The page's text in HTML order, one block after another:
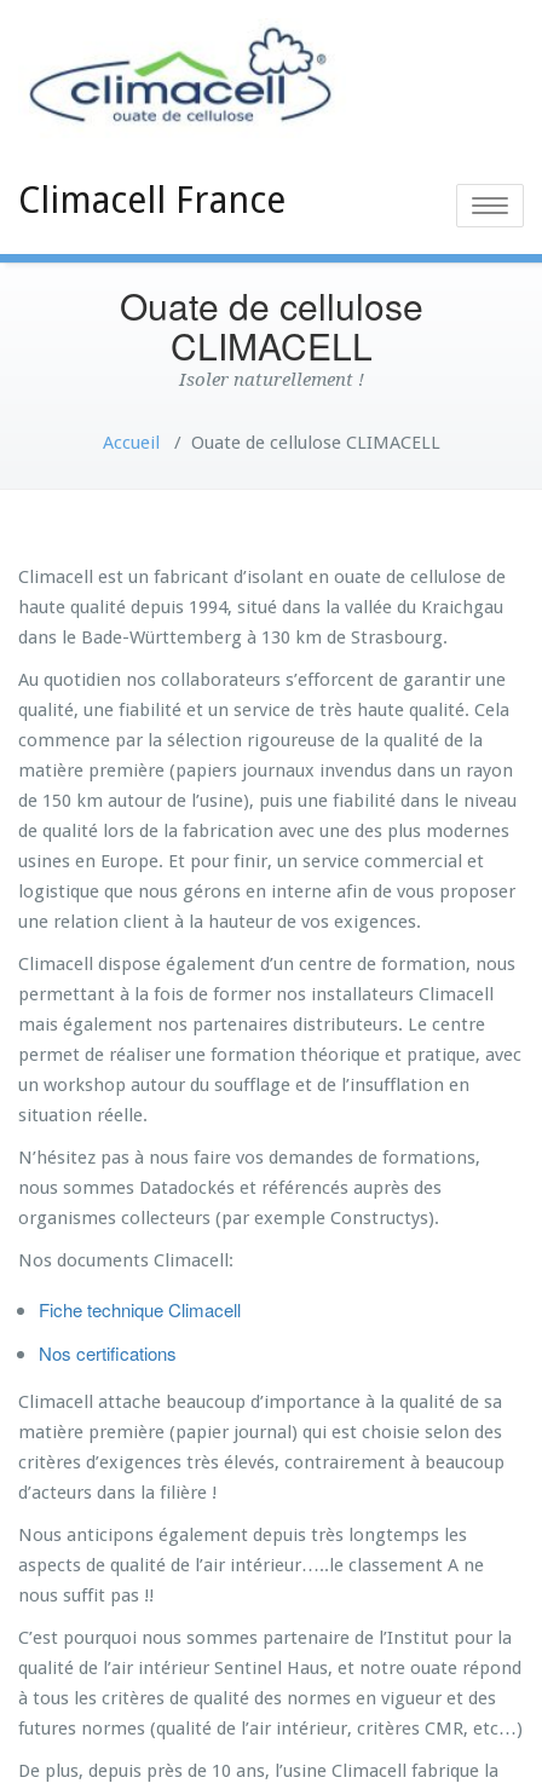
Climacell France
Toggle
Ouate de cellulose
CLIMACELL
Isoler naturellement !
Accueil / Ouate de cellulose CLIMACELL
Climacell est un fabricant d’isolant en ouate de cellulose de
haute qualité depuis 1994, situé dans la vallée du Kraichgau
dans le Bade-Württemberg à 130 km de Strasbourg.
Au quotidien nos collaborateurs s’efforcent de garantir une
qualité, une fiabilité et un service de très haute qualité. Cela
commence par la sélection rigoureuse de la qualité de la
matière première (papiers journaux invendus dans un rayon
de 150 km autour de l’usine), puis une fiabilité dans le niveau
de qualité lors de la fabrication avec une des plus modernes
usines en Europe. Et pour finir, un service commercial et
logistique que nous gérons en interne afin de vous proposer
une relation client à la hauteur de vos exigences.
Climacell dispose également d’un centre de formation, nous
permettant à la fois de former nos installateurs Climacell
mais également nos partenaires distributeurs. Le centre
permet de réaliser une formation théorique et pratique, avec
un workshop autour du soufflage et de l’insufflation en
situation réelle.
N’hésitez pas à nous faire vos demandes de formations,
nous sommes Datadockés et référencés auprès des
organismes collecteurs (par exemple Constructys).
Nos documents Climacell:
Fiche technique Climacell
Nos certifications
Climacell attache beaucoup d’importance à la qualité de sa
matière première (papier journal) qui est choisie selon des
critères d’exigences très élevés, contrairement à beaucoup
d’acteurs dans la filière !
Nous anticipons également depuis très longtemps les
aspects de qualité de l’air intérieur…..le classement A ne
nous suffit pas !!
C’est pourquoi nous sommes partenaire de l’Institut pour la
qualité de l’air intérieur Sentinel Haus, et notre ouate répond
à tous les critères de qualité des normes en vigueur et des
futures normes (qualité de l’air intérieur, critères CMR, etc…)
De plus, depuis près de 10 ans, l’usine Climacell fabrique la